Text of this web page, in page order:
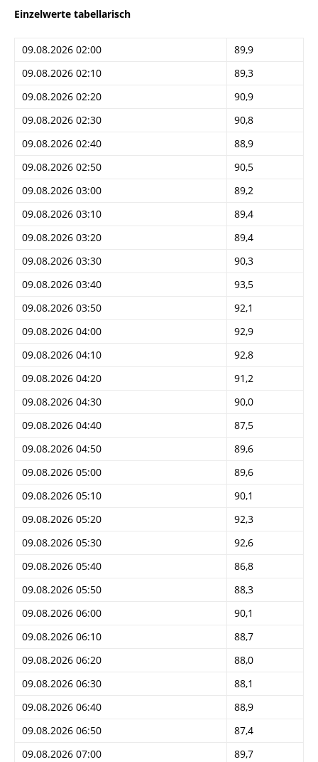
Einzelwerte tabellarisch
09.08.2026 02:00
89,9
09.08.2026 02:10
89,3
09.08.2026 02:20
90,9
09.08.2026 02:30
90,8
09.08.2026 02:40
88,9
09.08.2026 02:50
90,5
09.08.2026 03:00
89,2
09.08.2026 03:10
89,4
09.08.2026 03:20
89,4
09.08.2026 03:30
90,3
09.08.2026 03:40
93,5
09.08.2026 03:50
92,1
09.08.2026 04:00
92,9
09.08.2026 04:10
92,8
09.08.2026 04:20
91,2
09.08.2026 04:30
90,0
09.08.2026 04:40
87,5
09.08.2026 04:50
89,6
09.08.2026 05:00
89,6
09.08.2026 05:10
90,1
09.08.2026 05:20
92,3
09.08.2026 05:30
92,6
09.08.2026 05:40
86,8
09.08.2026 05:50
88,3
09.08.2026 06:00
90,1
09.08.2026 06:10
88,7
09.08.2026 06:20
88,0
09.08.2026 06:30
88,1
09.08.2026 06:40
88,9
09.08.2026 06:50
87,4
09.08.2026 07:00
89,7